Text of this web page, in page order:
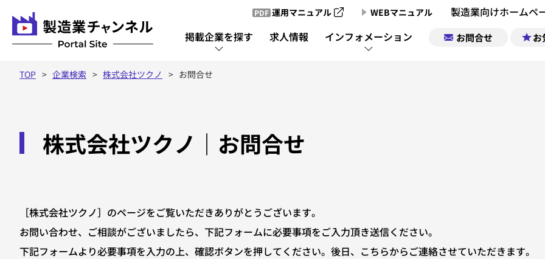
PDF 運用マニュアル WEBマニュアル
製造業向けホームペ
製造業向けホームページ制作のご案内
掲載企業を探す
掲載企業一覧
求人情報 インフォメーション
製造業ポータルの掲載お申込み
お問合せ お
TOP 企業検索 株式会社ツクノ お問合せ
株式会社ツクノ｜お問合せ
［株式会社ツクノ］のページをご覧いただきありがとうございます。
お問い合わせ、ご相談がございましたら、下記フォームに必要事項をご入力頂き送信ください。
下記フォームより必要事項を入力の上、確認ボタンを押してください。後日、こちらからご連絡させていただきます。